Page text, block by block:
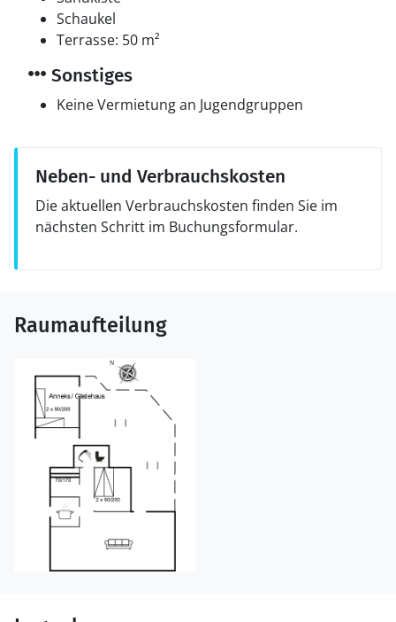
Schaukel
Terrasse: 50 m²
Sonstiges
Keine Vermietung an Jugendgruppen
Neben- und Verbrauchskosten
Die aktuellen Verbrauchskosten finden Sie im
nächsten Schritt im Buchungsformular.
Raumaufteilung